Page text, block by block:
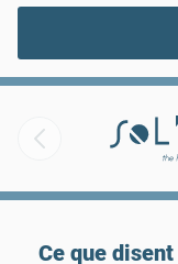
Ce que